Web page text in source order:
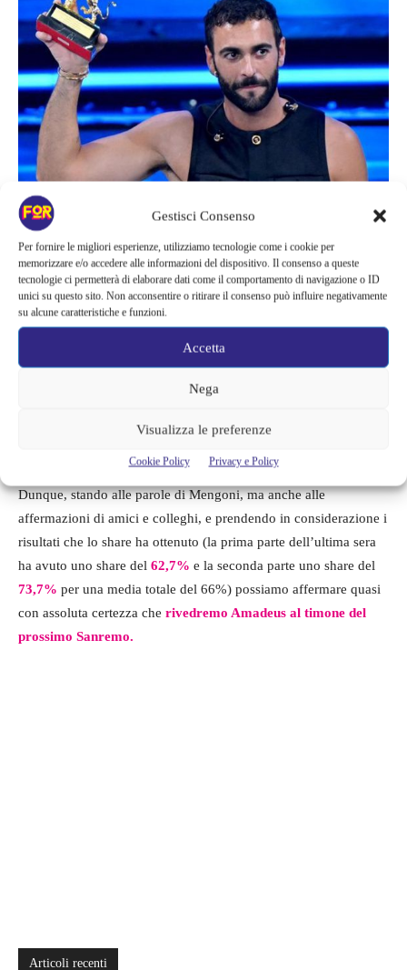
Gestisci Consenso
Per fornire le migliori esperienze, utilizziamo tecnologie come i cookie per
memorizzare e/o accedere alle informazioni del dispositivo. Il consenso a queste
tecnologie ci permetterà di elaborare dati come il comportamento di navigazione o ID
unici su questo sito. Non acconsentire o ritirare il consenso può influire negativamente
su alcune caratteristiche e funzioni.
Accetta
Nega
Visualizza le preferenze
Cookie Policy Privacy e Policy
Marco Mengoni
L’appoggio del vincitore di
Sanremo 2023
Durante la medesima intervista anche
Il vincitore dell’ultima edizione di Sanremo, che si è aggiudicato
il primo posto grazie al brano
Due Vite
Dunque, stando alle parole di Mengoni, ma anche alle
affermazioni di amici e colleghi, e prendendo in considerazione i
risultati che lo share ha ottenuto (la prima parte dell’ultima sera
ha avuto uno share del 62,7% e la seconda parte uno share del
73,7% per una media totale del 66%) possiamo affermare quasi
con assoluta certezza che rivedremo Amadeus al timone del
prossimo Sanremo.
Articoli recenti